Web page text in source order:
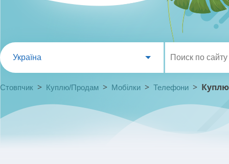
Україна
Стовпчик > Куплю/Продам > Мобілки > Телефони > Куплю